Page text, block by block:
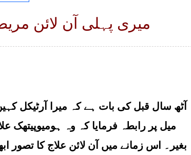
میری پہلی آن لائن
آٹھ سال قبل کی بات ہے کہ میرا آرٹیکل
میل پر رابطہ فرمایا کہ وہ ہومیوپیتھک
بغیر۔ اس زمانے میں آن لائن علاج کا تصور